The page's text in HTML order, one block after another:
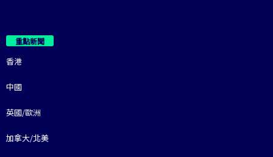
重點新聞
香港
中國
英國/歐洲
加拿大/北美